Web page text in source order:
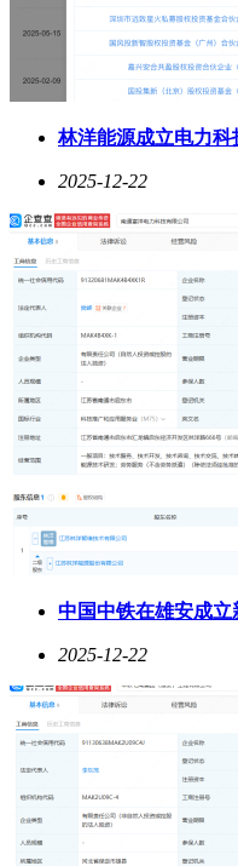
林洋能源成立电力科
2025-12-22
中国中铁在雄安成
2025-12-22